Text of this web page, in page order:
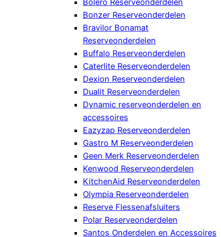
Bolero Reserveonderdelen
Bonzer Reserveonderdelen
Bravilor Bonamat
Reserveonderdelen
Buffalo Reserveonderdelen
Caterlite Reserveonderdelen
Dexion Reserveonderdelen
Dualit Reserveonderdelen
Dynamic reserveonderdelen en
accessoires
Eazyzap Reserveonderdelen
Gastro M Reserveonderdelen
Geen Merk Reserveonderdelen
Kenwood Reserveonderdelen
KitchenAid Reserveonderdelen
Olympia Reserveonderdelen
Reserve Flessenafsluiters
Polar Reserveonderdelen
Santos Onderdelen en Accessoires